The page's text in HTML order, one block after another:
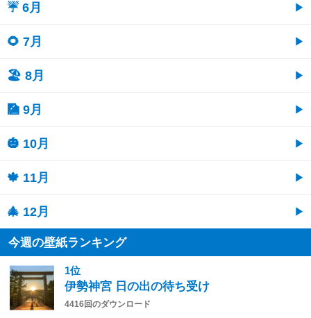
☔ 6月
🌻 7月
🏖 8月
🎑 9月
🎃 10月
🍁 11月
🎄 12月
今週の壁紙ランキング
1位
伊勢神宮 日の出の待ち受け
4416回のダウンロード